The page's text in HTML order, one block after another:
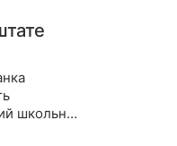
школьный